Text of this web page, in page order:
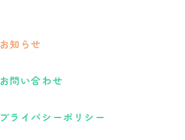
お知らせ
お問い合わせ
プライバシーポリシー